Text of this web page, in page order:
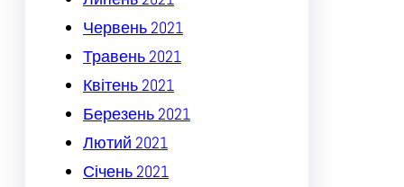
Червень 2021
Травень 2021
Квітень 2021
Березень 2021
Лютий 2021
Січень 2021